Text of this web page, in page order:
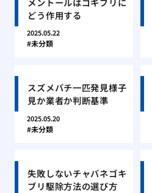
どう作用する
2025.05.22
未分類
スズメバチ一匹発見様子
見か業者か判断基準
2025.05.20
未分類
失敗しないチャバネゴキ
ブリ駆除方法の選び方